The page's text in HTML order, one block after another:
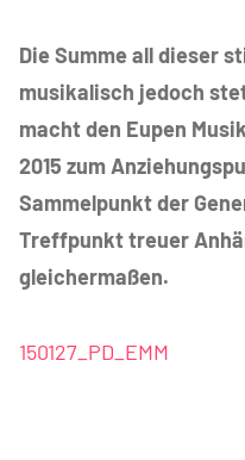
Die Summe all dieser
musikalisch jedoch
macht den Eupen
2015 zum
Sammelpunkt der
Treffpunkt treuer
gleichermaßen.
150127_PD_EMM